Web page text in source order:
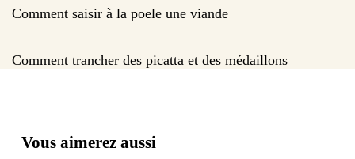
Comment saisir à la poele une viande
Comment trancher des picatta et des médaillons
Vous aimerez aussi